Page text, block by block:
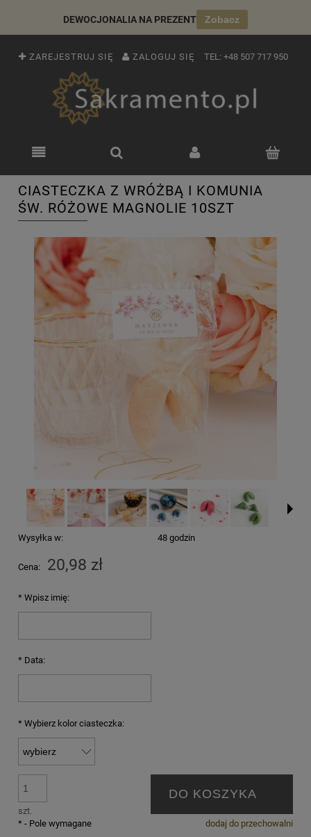
DEWOCJONALIA NA PREZENT Zobacz
ZAREJESTRUJ SIĘ ZALOGUJ SIĘ TEL: +48 507 717 950
CIASTECZKA Z WRÓŻBĄ I KOMUNIA
ŚW. RÓŻOWE MAGNOLIE 10SZT
Wysyłka w: 48 godzin
Cena: 20,98 zł
* Wpisz imię:
* Data:
* Wybierz kolor ciasteczka:
szt.
DO KOSZYKA
dodaj do przechowalni
* - Pole wymagane